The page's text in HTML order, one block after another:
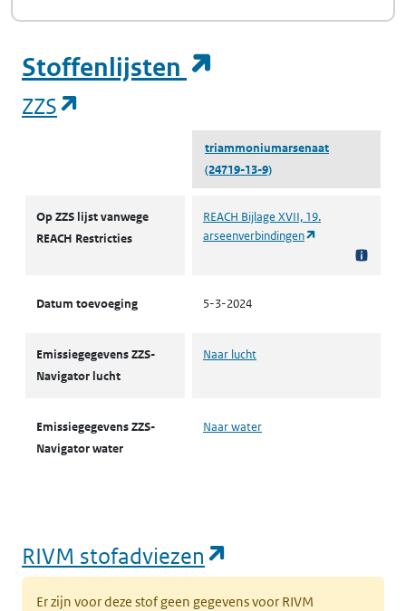
Stoffenlijsten
ZZS
triammoniumarsenaat
(24719-13-9)
Op ZZS lijst vanwege
REACH Restricties
REACH Bijlage XVII, 19.
arseenverbindingen
Datum toevoeging 5-3-2024
Emissiegegevens ZZS-
Navigator lucht
Naar lucht
Emissiegegevens ZZS-
Navigator water
Naar water
RIVM stofadviezen
Er zijn voor deze stof geen gegevens voor RIVM